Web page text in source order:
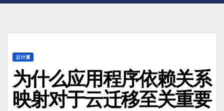
云计算
为什么应用程序依赖关系
映射对于云迁移至关重要